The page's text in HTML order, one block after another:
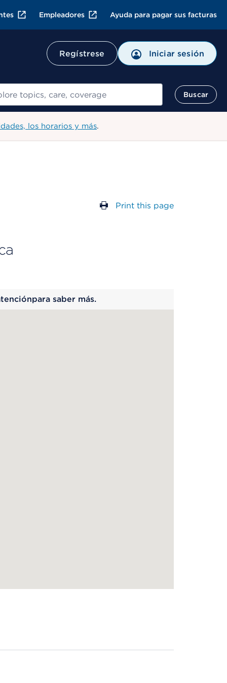
Empleadores Ayuda para pagar sus facturas
Regístrese Iniciar sesión
Buscar
los horarios y más.
Print this page
saber más.